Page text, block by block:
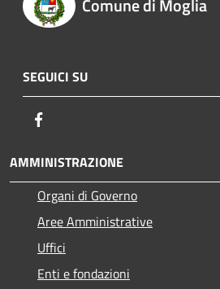
SEGUICI SU
AMMINISTRAZIONE
Organi di Governo
Aree Amministrative
Uffici
Enti e fondazioni